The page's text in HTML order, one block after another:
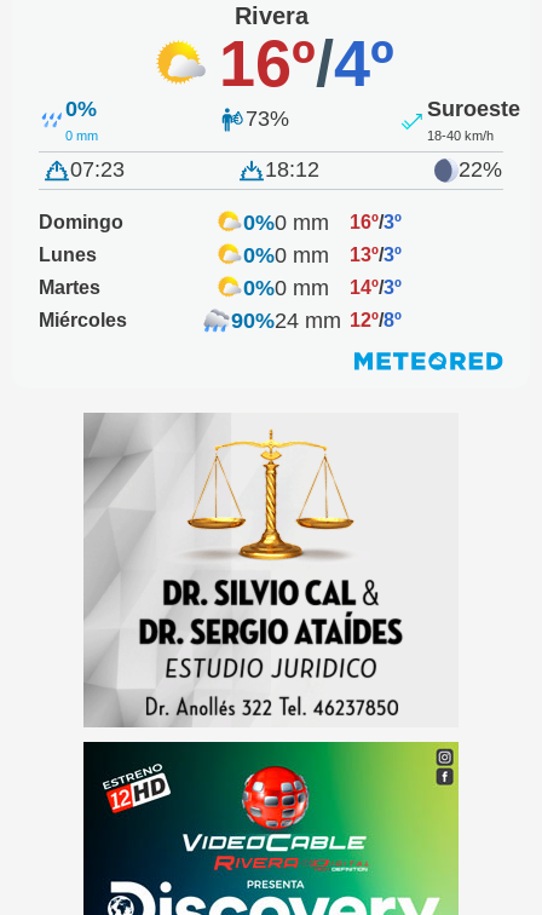
Rivera
16º/4º
0%
0 mm
73% Suroeste
18-40 km/h
07:23 18:12 22%
Domingo 0%0 mm 16º/3º
Lunes
0%0 mm 13º/3º
Martes
0%0 mm 14º/3º
Miércoles
90%24 mm 12º/8º